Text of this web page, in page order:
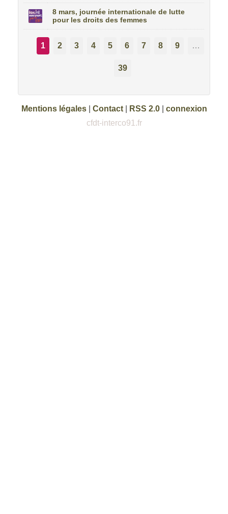
8 mars, journée internationale de lutte
pour les droits des femmes
1 2 3 4 5 6 7 8 9 …
39
Mentions légales| Contact| RSS 2.0| connexion
cfdt-interco91.fr